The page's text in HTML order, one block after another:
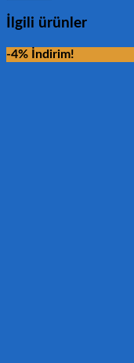
İlgili ürünler
-4% İndirim!